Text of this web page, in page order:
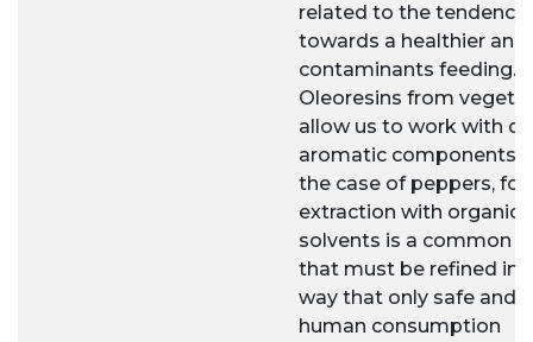
related to the tendency
towards a healthier and
contaminants feeding.
Oleoresins from
allow us to work with
aromatic components
the case of peppers, for
extraction with organic
solvents is a common
that must be refined in
way that only safe and
human consumption